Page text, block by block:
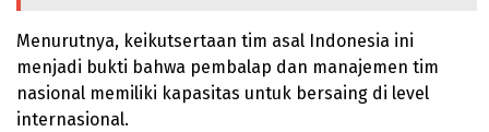
Menurutnya, keikutsertaan tim asal Indonesia ini
menjadi bukti bahwa pembalap dan manajemen tim
nasional memiliki kapasitas untuk bersaing di level
internasional.